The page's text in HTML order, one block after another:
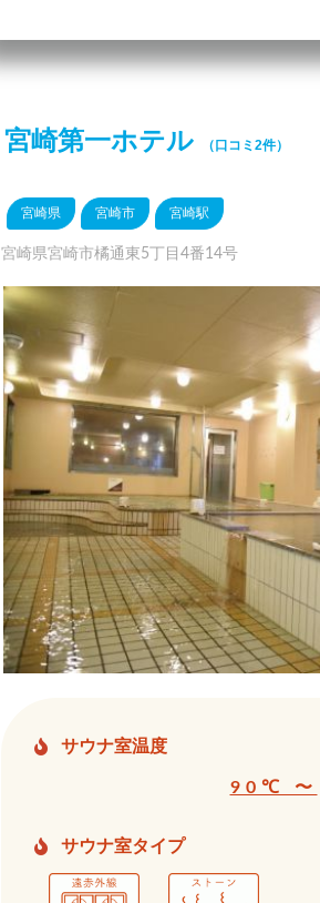
宮崎第一ホテル （口コミ2件）
宮崎県 宮崎市 宮崎駅
宮崎県宮崎市橘通東5丁目4番14号
サウナ室温度
90℃ 〜
サウナ室タイプ